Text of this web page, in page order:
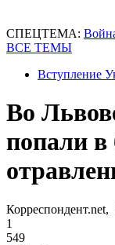
СПЕЦТЕМА:
ВСЕ ТЕМЫ
Вступление
Во
попали в
Корреспондент.net,
1
549